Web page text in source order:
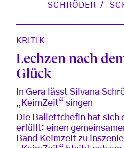
SCHRÖDER
KRITIK
Lechzen nach
Glück
In Gera lässt Silvana
„KeimZeit“ singen
Die Ballettchefin hat sich
erfüllt: einen
Band Keimzeit zu